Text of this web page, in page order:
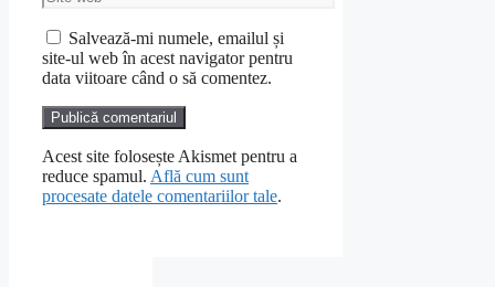
web
Salvează-mi numele, emailul și
site-ul web în acest navigator pentru
data viitoare când o să comentez.
Acest site folosește Akismet pentru a
reduce spamul. Află cum sunt
procesate datele comentariilor tale.